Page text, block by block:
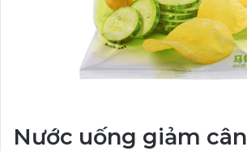
Nước uống giảm cân